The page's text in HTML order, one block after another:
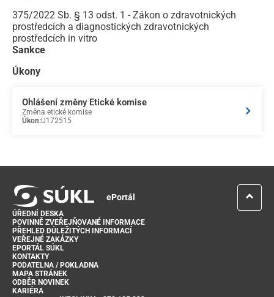
375/2022 Sb. § 13 odst. 1 - Zákon o zdravotnických
prostředcích a diagnostických zdravotnických
prostředcích in vitro
Sankce
Úkony
Ohlášení změny Etické komise
Změna etické komise
Úkon:U172515
ePortál
ÚŘEDNÍ DESKA
POVINNĚ ZVEŘEJŇOVANÉ INFORMACE
PŘEHLED DŮLEŽITÝCH INFORMACÍ
VEŘEJNÉ ZAKÁZKY
EPORTÁL SÚKL
KONTAKTY
PODATELNA / POKLADNA
MAPA STRÁNEK
ODBĚR NOVINEK
KARIÉRA